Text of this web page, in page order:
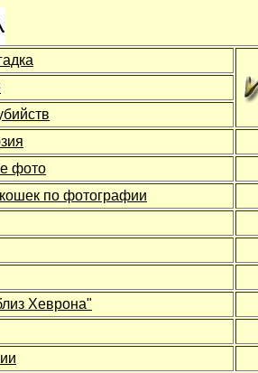
фото
по фотографии
Хеврона"